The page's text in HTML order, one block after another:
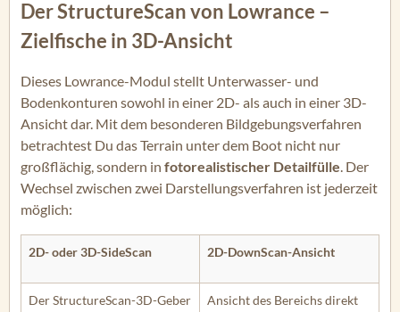
Der StructureScan von Lowrance –
Zielfische in 3D-Ansicht
Dieses Lowrance-Modul stellt Unterwasser- und
Bodenkonturen sowohl in einer 2D- als auch in einer 3D-
Ansicht dar. Mit dem besonderen Bildgebungsverfahren
betrachtest Du das Terrain unter dem Boot nicht nur
großflächig, sondern in fotorealistischer Detailfülle. Der
Wechsel zwischen zwei Darstellungsverfahren ist jederzeit
möglich:
2D- oder 3D-SideScan 2D-DownScan-Ansicht
Der StructureScan-3D-Geber
Ansicht des Bereichs direkt